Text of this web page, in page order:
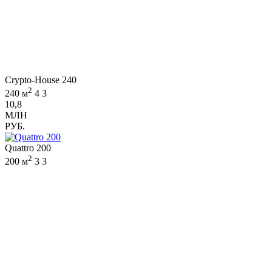
Crypto-House 240
240 м2 4 3
10,8
МЛН
РУБ.
Quattro 200
200 м2 3 3